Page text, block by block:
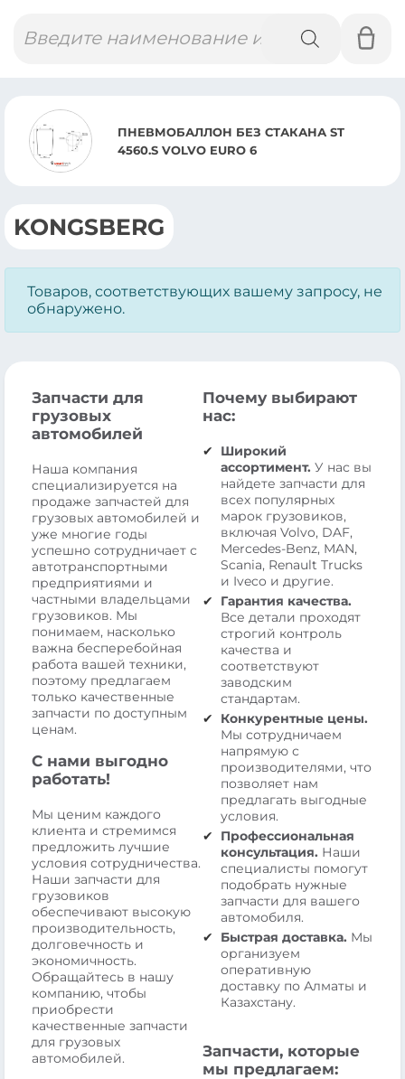
товаров
ПНЕВМОБАЛЛОН БЕЗ СТАКАНА ST
4560.S VOLVO EURO 6
KONGSBERG
Товаров, соответствующих вашему запросу, не
обнаружено.
Запчасти для
грузовых
автомобилей
Наша компания
специализируется на
продаже запчастей для
грузовых автомобилей и
уже многие годы
успешно сотрудничает с
автотранспортными
предприятиями и
частными владельцами
грузовиков. Мы
понимаем, насколько
важна бесперебойная
работа вашей техники,
поэтому предлагаем
только качественные
запчасти по доступным
ценам.
С нами выгодно
работать!
Мы ценим каждого
клиента и стремимся
предложить лучшие
условия сотрудничества.
Наши запчасти для
грузовиков
обеспечивают высокую
производительность,
долговечность и
экономичность.
Обращайтесь в нашу
компанию, чтобы
приобрести
качественные запчасти
для грузовых
автомобилей.
Почему выбирают
нас:
Широкий
ассортимент. У нас вы
найдете запчасти для
всех популярных
марок грузовиков,
включая Volvo, DAF,
Mercedes-Benz, MAN,
Scania, Renault Trucks
и Iveco и другие.
Гарантия качества.
Все детали проходят
строгий контроль
качества и
соответствуют
заводским
стандартам.
Конкурентные цены.
Мы сотрудничаем
напрямую с
производителями, что
позволяет нам
предлагать выгодные
условия.
Профессиональная
консультация. Наши
специалисты помогут
подобрать нужные
запчасти для вашего
автомобиля.
Быстрая доставка. Мы
организуем
оперативную
доставку по Алматы и
Казахстану.
Запчасти, которые
мы предлагаем: